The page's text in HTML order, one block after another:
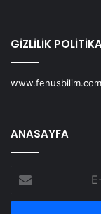
GİZLİLİK
ANASAYFA
Posta
adresinizi